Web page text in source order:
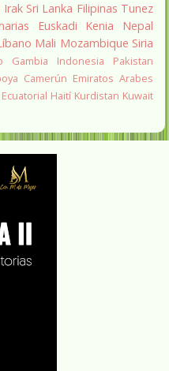
Irak Sri Lanka Filipinas Tunez
Euskadi Kenia
Nepal
Mali Mozambique Siria
Gambia Indonesia
Pakistan
Camerún Emiratos Arabes
Haití Kurdistan Kuwait